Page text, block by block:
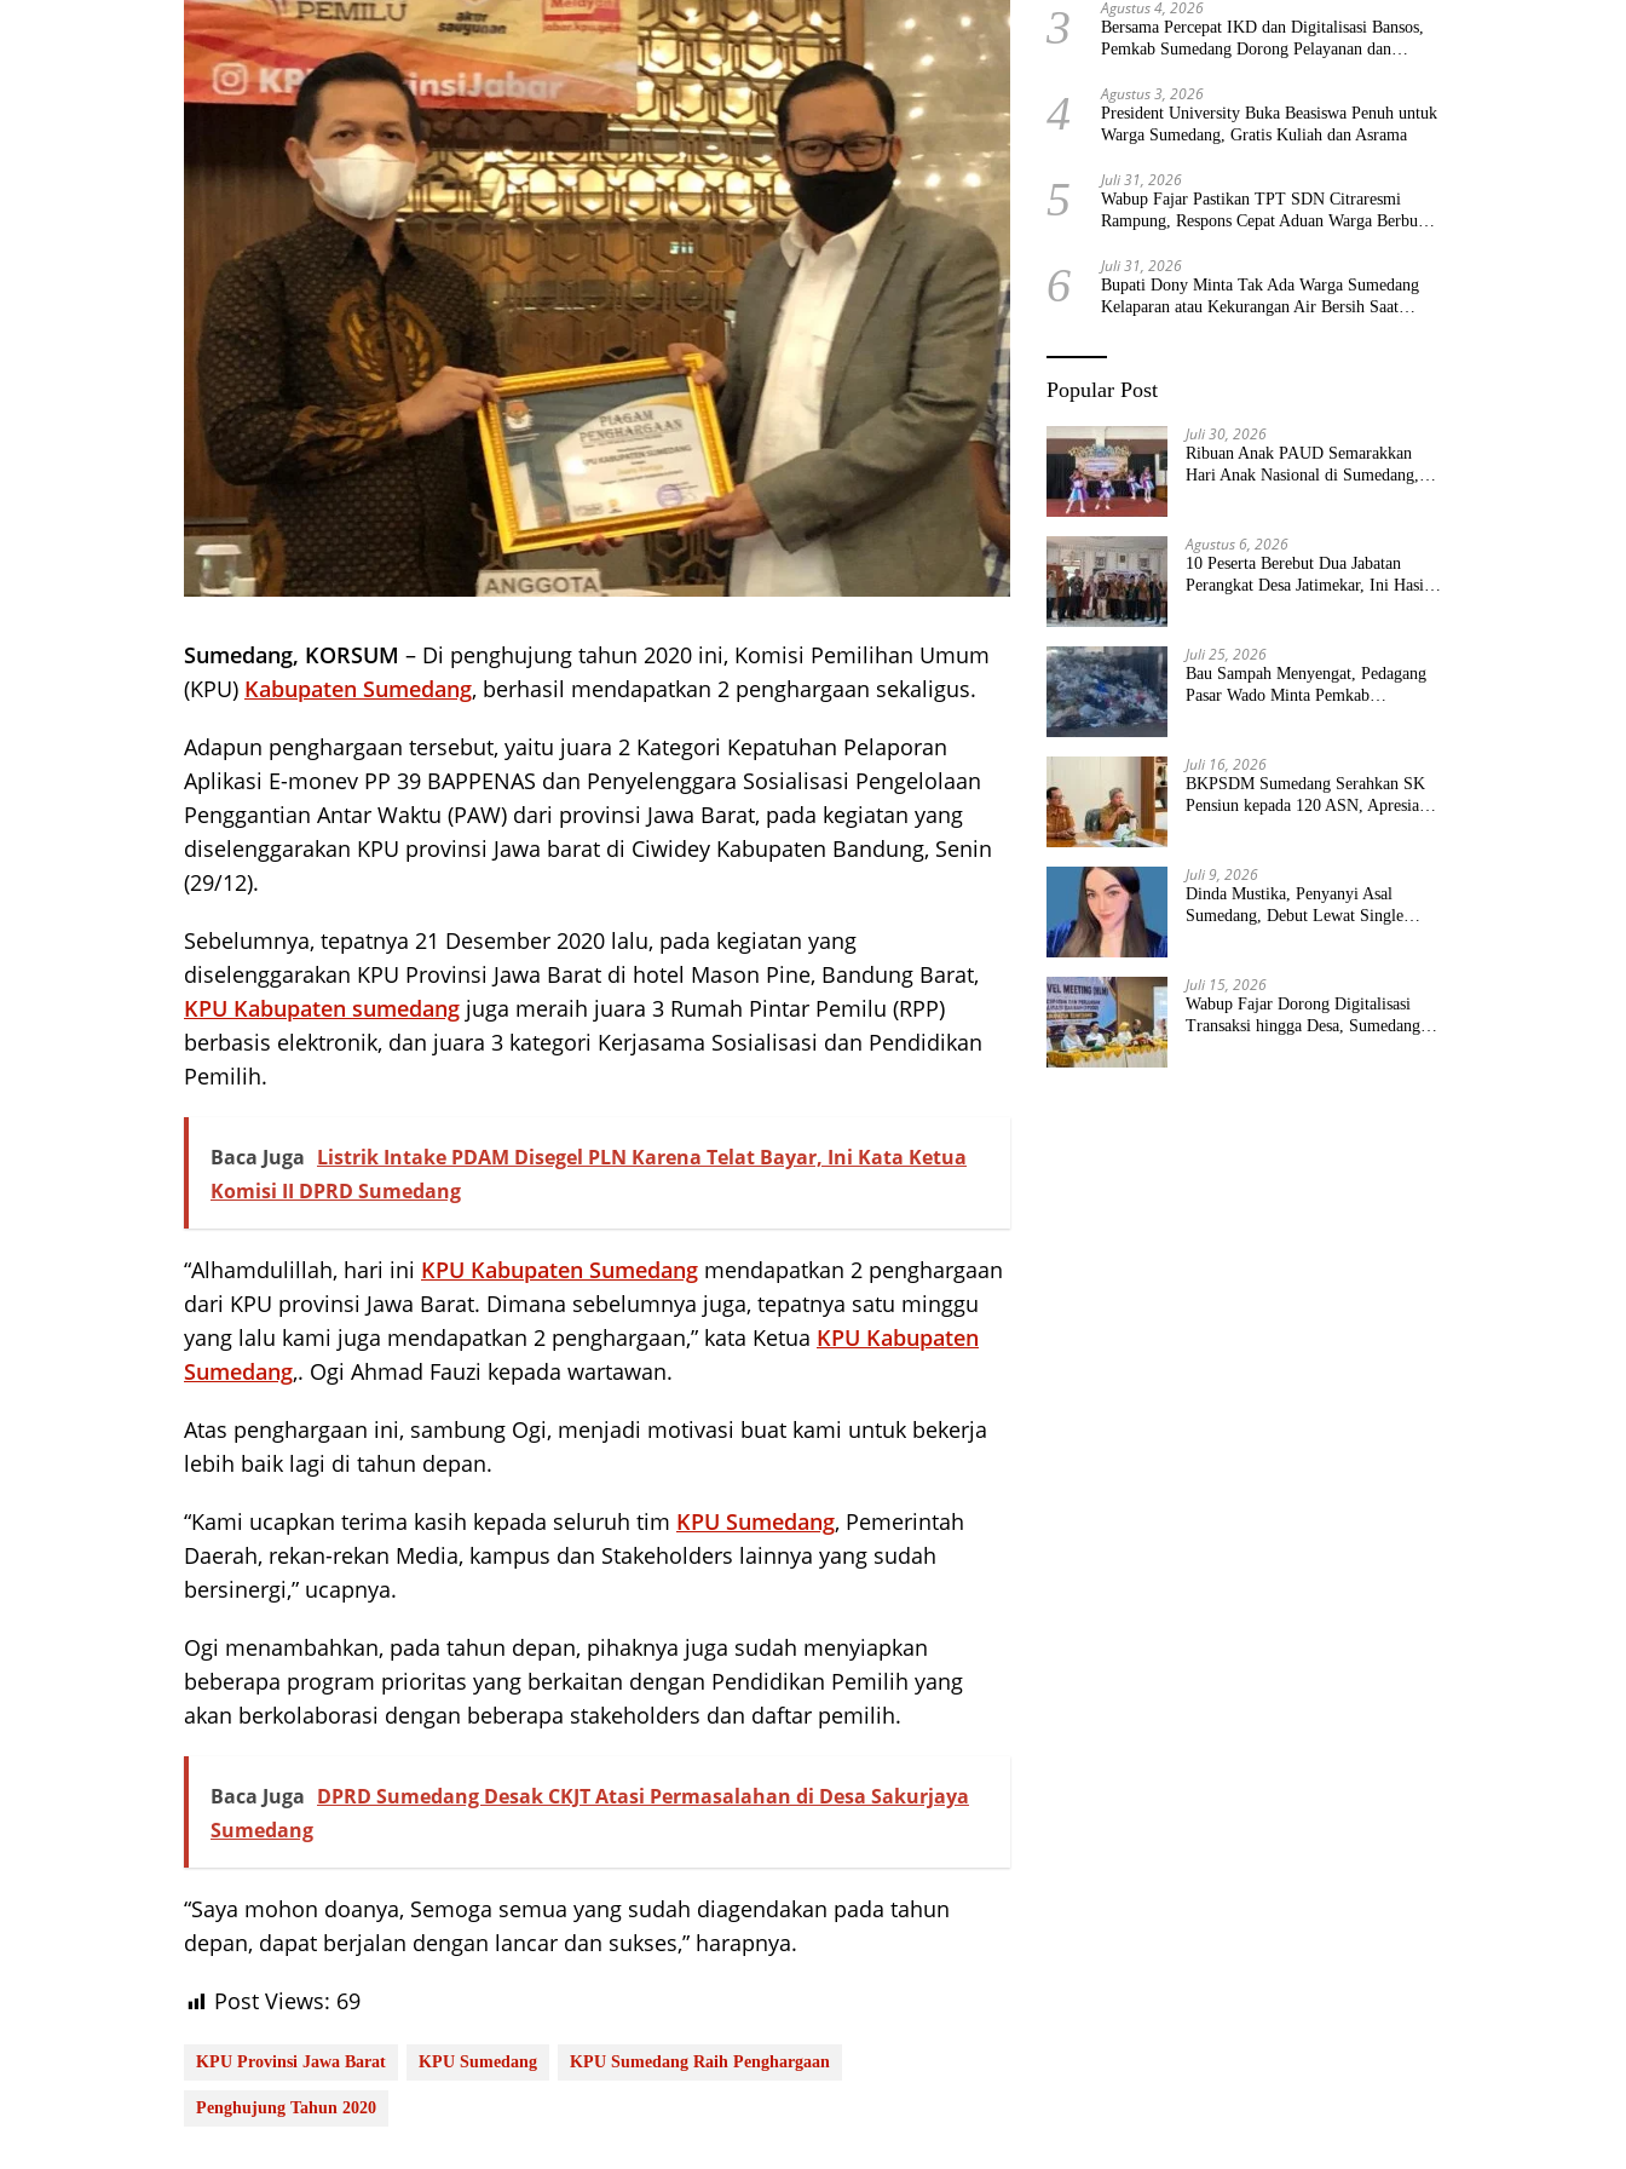
Sumedang, KORSUM – Di penghujung tahun 2020 ini, Komisi Pemilihan Umum
(KPU) Kabupaten Sumedang, berhasil mendapatkan 2 penghargaan sekaligus.
Adapun penghargaan tersebut, yaitu juara 2 Kategori Kepatuhan Pelaporan
Aplikasi E-monev PP 39 BAPPENAS dan Penyelenggara Sosialisasi Pengelolaan
Penggantian Antar Waktu (PAW) dari provinsi Jawa Barat, pada kegiatan yang
diselenggarakan KPU provinsi Jawa barat di Ciwidey Kabupaten Bandung, Senin
(29/12).
Sebelumnya, tepatnya 21 Desember 2020 lalu, pada kegiatan yang
diselenggarakan KPU Provinsi Jawa Barat di hotel Mason Pine, Bandung Barat,
KPU Kabupaten sumedang juga meraih juara 3 Rumah Pintar Pemilu (RPP)
berbasis elektronik, dan juara 3 kategori Kerjasama Sosialisasi dan Pendidikan
Pemilih.
Baca Juga Listrik Intake PDAM Disegel PLN Karena Telat Bayar, Ini Kata Ketua
Komisi II DPRD Sumedang
“Alhamdulillah, hari ini KPU Kabupaten Sumedang mendapatkan 2 penghargaan
dari KPU provinsi Jawa Barat. Dimana sebelumnya juga, tepatnya satu minggu
yang lalu kami juga mendapatkan 2 penghargaan,” kata Ketua KPU Kabupaten
Sumedang,. Ogi Ahmad Fauzi kepada wartawan.
Atas penghargaan ini, sambung Ogi, menjadi motivasi buat kami untuk bekerja
lebih baik lagi di tahun depan.
“Kami ucapkan terima kasih kepada seluruh tim KPU Sumedang, Pemerintah
Daerah, rekan-rekan Media, kampus dan Stakeholders lainnya yang sudah
bersinergi,” ucapnya.
Ogi menambahkan, pada tahun depan, pihaknya juga sudah menyiapkan
beberapa program prioritas yang berkaitan dengan Pendidikan Pemilih yang
akan berkolaborasi dengan beberapa stakeholders dan daftar pemilih.
Baca Juga DPRD Sumedang Desak CKJT Atasi Permasalahan di Desa Sakurjaya
Sumedang
“Saya mohon doanya, Semoga semua yang sudah diagendakan pada tahun
depan, dapat berjalan dengan lancar dan sukses,” harapnya.
Post Views: 69
KPU Provinsi Jawa Barat KPU Sumedang KPU Sumedang Raih Penghargaan
Penghujung Tahun 2020
3 Agustus 4, 2026
Bersama Percepat IKD dan Digitalisasi Bansos,
Pemkab Sumedang Dorong Pelayanan dan
4 Agustus 3, 2026
President University Buka Beasiswa Penuh untuk
Warga Sumedang, Gratis Kuliah dan Asrama
5 Juli 31, 2026
Wabup Fajar Pastikan TPT SDN Citraresmi
Rampung, Respons Cepat Aduan Warga Berbuah
6 Juli 31, 2026
Bupati Dony Minta Tak Ada Warga Sumedang
Kelaparan atau Kekurangan Air Bersih Saat
Popular Post
Juli 30, 2026
Ribuan Anak PAUD Semarakkan
Hari Anak Nasional di Sumedang,
Agustus 6, 2026
10 Peserta Berebut Dua Jabatan
Perangkat Desa Jatimekar, Ini Hasil
Juli 25, 2026
Bau Sampah Menyengat, Pedagang
Pasar Wado Minta Pemkab
Juli 16, 2026
BKPSDM Sumedang Serahkan SK
Pensiun kepada 120 ASN, Apresiasi
Juli 9, 2026
Dinda Mustika, Penyanyi Asal
Sumedang, Debut Lewat Single
Juli 15, 2026
Wabup Fajar Dorong Digitalisasi
Transaksi hingga Desa, Sumedang